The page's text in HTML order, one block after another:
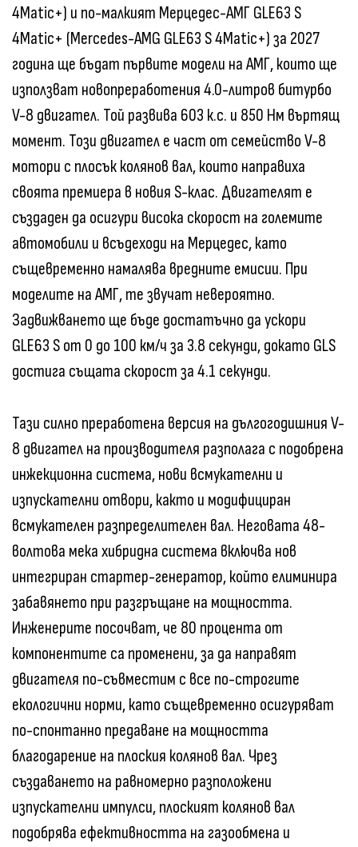
4Matic+) и по-малкият Мерцедес-АМГ GLE63 S
4Matic+ (Mercedes-AMG GLE63 S 4Matic+) за 2027
година ще бъдат първите модели на АМГ, които ще
използват новопреработения 4.0-литров битурбо
V-8 двигател. Той развива 603 к.с. и 850 Нм въртящ
момент. Този двигател е част от семейство V-8
мотори с плосък колянов вал, които направиха
своята премиера в новия S-клас. Двигателят е
създаден да осигури висока скорост на големите
автомобили и всъдеходи на Мерцедес, като
същевременно намалява вредните емисии. При
моделите на АМГ, те звучат невероятно.
Задвижването ще бъде достатъчно да ускори
GLE63 S от 0 до 100 км/ч за 3.8 секунди, докато GLS
достига същата скорост за 4.1 секунди.
Тази силно преработена версия на дългогодишния V-
8 двигател на производителя разполага с подобрена
инжекционна система, нови всмукателни и
изпускателни отвори, както и модифициран
всмукателен разпределителен вал. Неговата 48-
волтова мека хибридна система включва нов
интегриран стартер-генератор, който елиминира
забавянето при разгръщане на мощността.
Инженерите посочват, че 80 процента от
компонентите са променени, за да направят
двигателя по-съвместим с все по-строгите
екологични норми, като същевременно осигуряват
по-спонтанно предаване на мощността
благодарение на плоския колянов вал. Чрез
създаването на равномерно разположени
изпускателни импулси, плоският колянов вал
подобрява ефективността на газообмена и